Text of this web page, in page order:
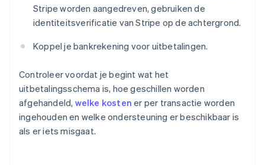
Stripe worden aangedreven, gebruiken de
identiteitsverificatie van Stripe op de achtergrond.
Koppel je bankrekening voor uitbetalingen.
Controleer voordat je begint wat het
uitbetalingsschema is, hoe geschillen worden
afgehandeld, welke kosten er per transactie worden
ingehouden en welke ondersteuning er beschikbaar is
als er iets misgaat.